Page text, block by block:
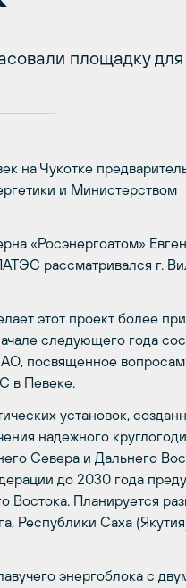
площадку
на Чукотке
и Министерством
«Росэнергоатом»
рассматривался г.
этот проект более
следующего года
посвященное вопросам
в Певеке.
установок,
надежного
Севера и Дальнего
до 2030 года
Востока. Планируется
Республики Саха
энергоблока с